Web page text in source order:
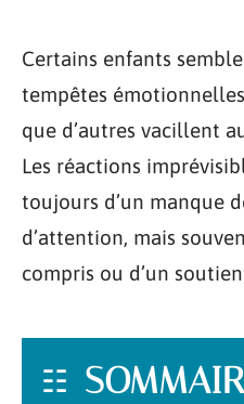
Certains enfants
tempêtes
que d’autres vacillent
Les réactions
toujours d’un manque
d’attention, mais
compris ou d’un